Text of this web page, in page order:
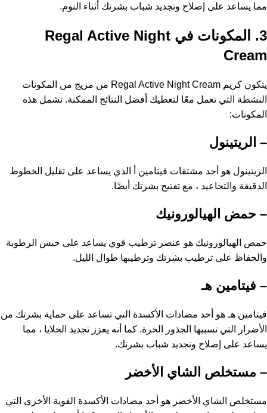
مما يساعد على إصلاح وتجديد شباب بشرتك أثناء النوم.
3. المكونات في Regal Active Night
Cream
يتكون كريم Regal Active Night Cream من مزيج من المكونات
النشطة التي تعمل معًا لتعطيك أفضل النتائج الممكنة. تشمل هذه
المكونات:
– الريتينول
الريتينول هو أحد مشتقات فيتامين أ الذي يساعد على تقليل الخطوط
الدقيقة والتجاعيد ، مع تفتيح بشرتك أيضًا.
– حمض الهيالورونيك
حمض الهيالورونيك هو عنصر ترطيب قوي يساعد على حبس الرطوبة
والحفاظ على ترطيب بشرتك وترطيبها طوال الليل.
– فيتامين هـ
فيتامين هـ هو أحد مضادات الأكسدة التي تساعد على حماية بشرتك من
الأضرار التي تسببها الجذور الحرة. كما أنه يعزز تجديد الخلايا ، مما
يساعد على إصلاح وتجديد شباب بشرتك.
– مستخلص الشاي الأخضر
مستخلص الشاي الأخضر هو أحد مضادات الأكسدة القوية الأخرى التي